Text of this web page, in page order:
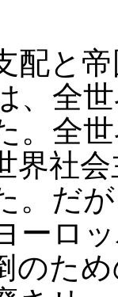
と帝
、全
。全
界社
。だ
ーロ
のた